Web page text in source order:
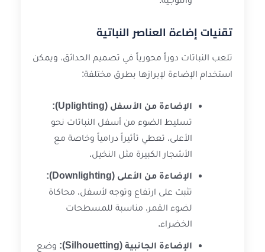
تقنيات إضاءة العناصر النباتية
تلعب النباتات دوراً محورياً في تصميم الحدائق، ويمكن
استخدام الإضاءة لإبرازها بطرق مختلفة:
الإضاءة من الأسفل (Uplighting):
تسليط الضوء من أسفل النباتات نحو
الأعلى، تعطي تأثيراً درامياً وخاصة مع
الأشجار الكبيرة مثل النخيل.
الإضاءة من الأعلى (Downlighting):
تثبت على ارتفاع وتوجه لأسفل، محاكاة
لضوء القمر، مناسبة للمسطحات
الخضراء.
الإضاءة الجانبية (Silhouetting): وضع